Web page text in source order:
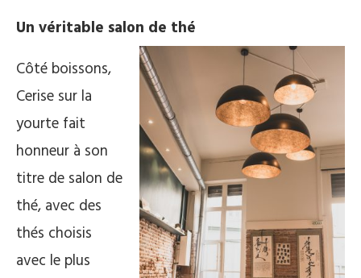
Un véritable salon de thé
Côté boissons,
Cerise sur la
yourte fait
honneur à son
titre de salon de
thé, avec des
thés choisis
avec le plus